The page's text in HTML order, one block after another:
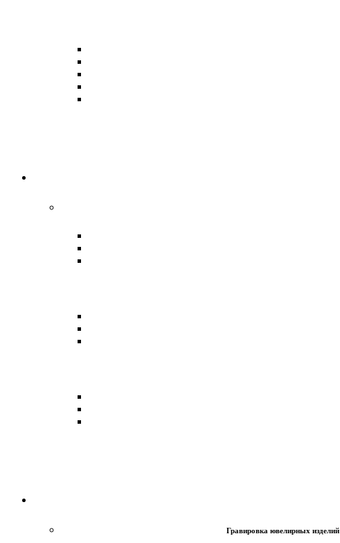
Гравировка ювелирных изделий